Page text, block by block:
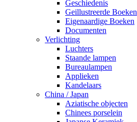
Geschiedenis
Geillustreerde Boeken
Eigenaardige Boeken
Documenten
Verlichting
Luchters
Staande lampen
Bureaulampen
Applieken
Kandelaars
China / Japan
Aziatische objecten
Chinees porselein